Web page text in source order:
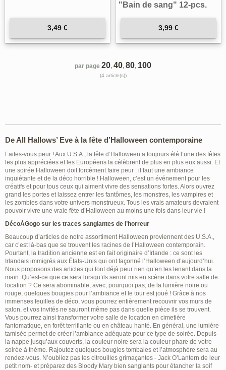
3,49 €
"Bain de sang" 12-pcs.
3,99 €
par page 20, 40, 80, 100
(4 article(s))
De All Hallows’ Eve à la fête d’Halloween contemporaine
Faites-vous peur ! Aux U.S.A., la fête d’Halloween a toujours été l’une des fêtes
les plus appréciées et les Européens la célèbrent de plus en plus eux aussi. Et
une soirée Halloween doit forcément faire peur : il faut une ambiance
inquiétante et de la déco horrible ! Halloween, c’est un événement pour les
créatifs et pour tous ceux qui aiment vivre des sensations fortes. Alors ouvrez
grand les portes et laissez entrer les fantômes, les monstres, les vampires et
les zombies dans votre univers monstrueux. Tous les vrais amateurs devraient
pouvoir vivre une vraie fête d’Halloween au moins une fois dans leur vie !
DécoÀGogo sur les traces sanglantes de l’horreur
Beaucoup d’articles de notre assortiment Halloween proviennent des U.S.A.,
car c’est là-bas que se trouvent les racines de l’Halloween contemporain.
Pourtant, la tradition ancienne est en fait originaire d’Irlande : ce sont les
Irlandais immigrés aux États-Unis qui ont façonné l’Halloween d’aujourd’hui.
Nous proposons des articles qui font déjà peur rien qu’en les tenant dans la
main. Qu’est-ce que ce sera lorsqu’ils seront mis en scène dans votre salle de
location ? Ce sera abominable, avec, pourquoi pas, de la lumière noire ou
rouge, quelques bougies pour l’ambiance et le tour est joué ! Grâce à nos
immenses feuilles de déco, vous pourrez entièrement recouvrir vos murs de
salon, et vos invités ne sauront même pas dans quelle pièce ils se trouvent.
Vous pourrez ainsi transformer votre salle de location en cimetière
fantomatique, en forêt terrifiante ou en château hanté. En général, une lumière
tamisée permet de créer l’ambiance adéquate pour ce type de soirée. Depuis
la nappe jusqu’aux couverts, la couleur noire sera la couleur phare de votre
soirée à thème. Rajoutez quelques bougies tombales et l’atmosphère sera au
rendez-vous. N’oubliez pas les citrouilles grimaçantes - Jack O’Lantern de leur
petit nom- et préparez des Bloody Mary bien sanglants pour étancher la soif